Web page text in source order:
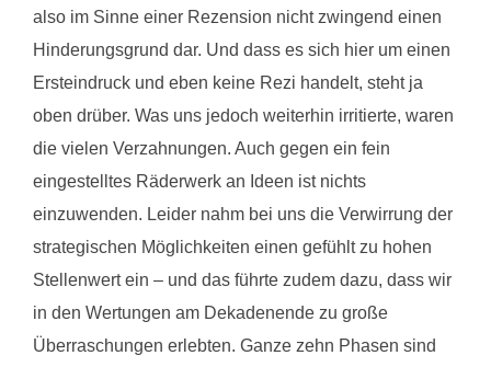
also im Sinne einer Rezension nicht zwingend einen
Hinderungsgrund dar. Und dass es sich hier um einen
Ersteindruck und eben keine Rezi handelt, steht ja
oben drüber. Was uns jedoch weiterhin irritierte, waren
die vielen Verzahnungen. Auch gegen ein fein
eingestelltes Räderwerk an Ideen ist nichts
einzuwenden. Leider nahm bei uns die Verwirrung der
strategischen Möglichkeiten einen gefühlt zu hohen
Stellenwert ein – und das führte zudem dazu, dass wir
in den Wertungen am Dekadenende zu große
Überraschungen erlebten. Ganze zehn Phasen sind